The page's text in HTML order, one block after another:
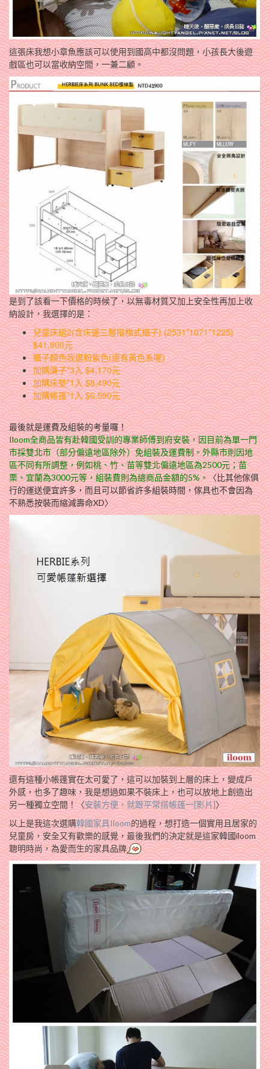
這張床我想小章魚應該可以使用到國高中都沒問題，小孩長大後遊
戲區也可以當收納空間，一兼二顧。
是到了該看一下價格的時候了，以無毒材質又加上安全性再加上收
納設計，我選擇的是：
兒童床組2(含床邊三層階梯式櫃子) (2531*1071*1225)
$41,900元
櫃子顏色我選粉紫色(還有黃色系喔)
加購廉子*3入 $4,170元
加購床墊*1入 $8,490元
加購帳篷*1入 $6,590元
最後就是運費及組裝的考量囉！
Iloom全商品皆有赴韓國受訓的專業師傅到府安裝，因目前為單一門
市採雙北市（部分偏遠地區除外）免組裝及運費制。外縣市則因地
區不同有所調整，例如桃、竹、苗等雙北偏遠地區為2500元；苗
栗、宜蘭為3000元等，組裝費則為總商品金額的5%。〈比其他傢俱
行的運送便宜許多，而且可以節省許多組裝時間，傢具也不會因為
不熟悉按裝而縮減壽命XD〉
還有這種小帳篷實在太可愛了，這可以加裝到上層的床上，變成戶
外感，也多了趣味，我是想過如果不裝床上，也可以放地上創造出
另一種獨立空間！〈安裝方便，就跟平常搭帳篷一[影片]〉
以上是我這次選購韓國家具Iloom的過程，想打造一個實用且居家的
兒童房，安全又有歡樂的感覺，最後我們的決定就是這家韓國iloom
聰明時尚，為愛而生的家具品牌